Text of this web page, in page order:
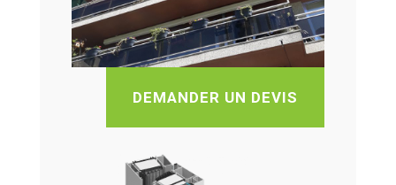
DEMANDER UN DEVIS